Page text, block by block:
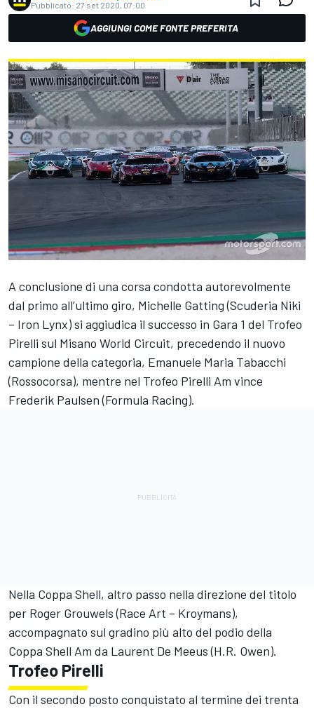
Pubblicato: 27 set 2020, 07:00
AGGIUNGI COME FONTE PREFERITA
A conclusione di una corsa condotta autorevolmente
dal primo all’ultimo giro, Michelle Gatting (Scuderia Niki
– Iron Lynx) si aggiudica il successo in Gara 1 del Trofeo
Pirelli sul Misano World Circuit, precedendo il nuovo
campione della categoria, Emanuele Maria Tabacchi
(Rossocorsa), mentre nel Trofeo Pirelli Am vince
Frederik Paulsen (Formula Racing).
Nella Coppa Shell, altro passo nella direzione del titolo
per Roger Grouwels (Race Art – Kroymans),
accompagnato sul gradino più alto del podio della
Coppa Shell Am da Laurent De Meeus (H.R. Owen).
Trofeo Pirelli
Con il secondo posto conquistato al termine dei trenta